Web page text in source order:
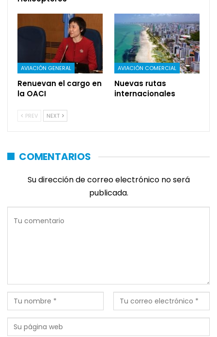
AVIACIÓN GENERAL
Renuevan el cargo en
la OACI
AVIACIÓN COMERCIAL
Nuevas rutas
internacionales
PREV NEXT
COMENTARIOS
Su dirección de correo electrónico no será
publicada.